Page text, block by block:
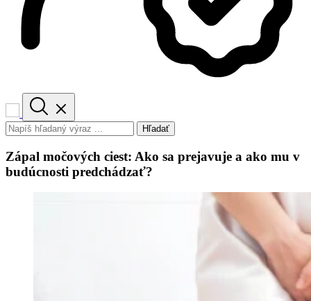
Hľadať
Zápal močových ciest: Ako sa prejavuje a ako mu v
budúcnosti predchádzať?